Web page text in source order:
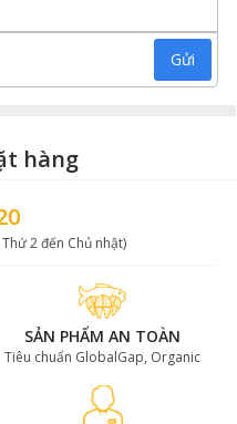
Gửi
hàng
2 đến Chủ nhật)
SẢN PHẨM AN TOÀN
Tiêu chuẩn GlobalGap, Organic